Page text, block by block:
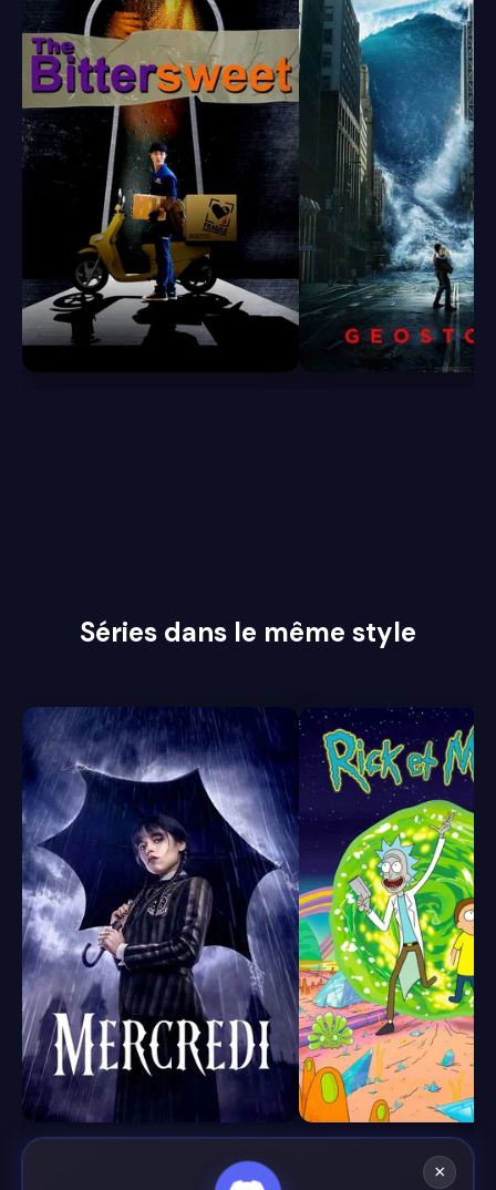
6.3 6.1
Séries dans le même style
8.4 8.7
×